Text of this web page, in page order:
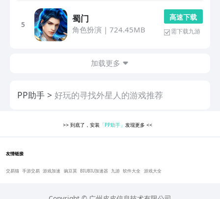
5
蜀门
角色扮演 | 724.45MB
高 速 下 载
需下载九游
加载更多
PP助手 好玩的寻找外星人的游戏推荐
>> 到底了，安装 「PP助手」发现更多<<
友情链接
交易猫 手游交易 游戏加速 豌豆荚 BIUBIU加速器 九游 软件大全 游戏大全